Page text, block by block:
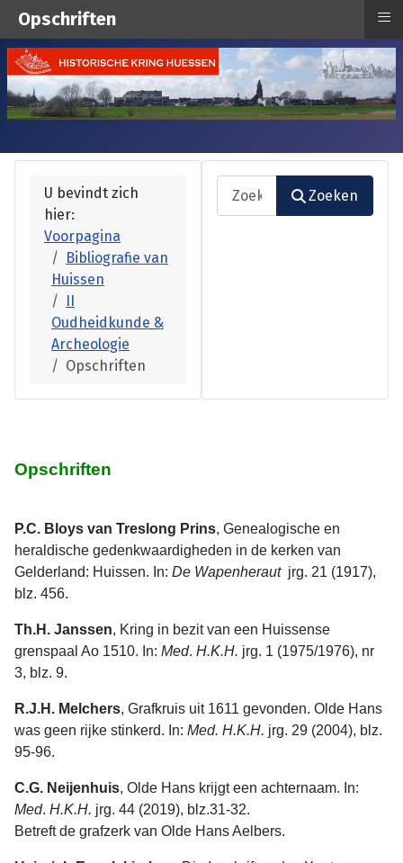
U bevindt zich
hier:
Voorpagina
Bibliografie van
Huissen
II
Oudheidkunde &
Archeologie
Opschriften
Zoeken
Zoeken
Opschriften
P.C. Bloys van Treslong Prins, Genealogische en
heraldische gedenkwaar­digheden in de kerken van
Gelderland: Huissen. In: De Wapenherautjrg. 21 (1917),
blz. 456.
Th.H. Janssen, Kring in bezit van een Huissense
grenspaal Ao 1510. In: Med. H.K.H. jrg. 1 (1975/1976), nr
3, blz. 9.
R.J.H. Melchers, Grafkruis uit 1611 gevonden. Olde Hans
was geen rijke stinkerd. In: Med. H.K.H. jrg. 29 (2004), blz.
95-96.
C.G. Neijenhuis, Olde Hans krijgt een achternaam. In:
Med. H.K.H. jrg. 44 (2019), blz.31-32.
Betreft de grafzerk van Olde Hans Aelbers.
Opschriften ≡